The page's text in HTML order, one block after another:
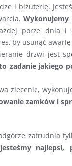
i biżuterię.
Wykonujemy
porze dnia i
by usunąć awarię
drzwi jest
zadanie jakiego
zlecenie,
zamków i
zatrudnia
najlepsi,